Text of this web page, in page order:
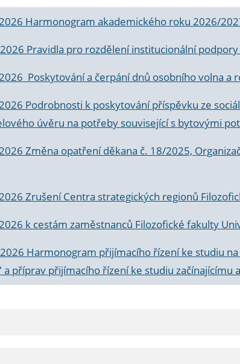
Harmonogram akademického roku 2026/
Pravidla pro rozdělení institucionální
Poskytování a čerpání dnů osobního volna
Podrobnosti k poskytování příspěvku ze
úvěru na potřeby související s bytovými
Změna opatření děkana č. 18/2025,
Zrušení Centra strategických regionů
k cestám zaměstnanců Filozofické fakulty
Harmonogram přijímacího řízení ke studiu
a příprav přijímacího řízení ke studiu